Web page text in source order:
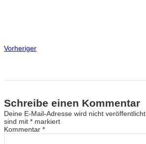
Vorheriger
Schreibe einen Kommentar
Deine E-Mail-Adresse wird nicht veröffentlicht.
sind mit * markiert
Kommentar *